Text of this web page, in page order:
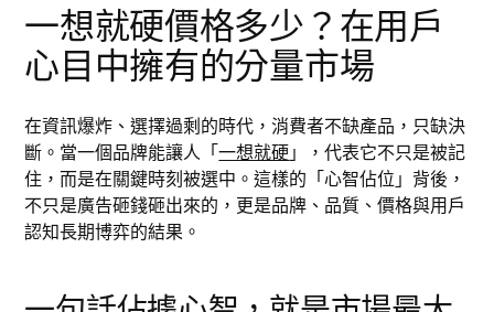
一想就硬價格多少？在用戶
心目中擁有的分量市場
在資訊爆炸、選擇過剩的時代，消費者不缺產品，只缺決
斷。當一個品牌能讓人「一想就硬」，代表它不只是被記
住，而是在關鍵時刻被選中。這樣的「心智佔位」背後，
不只是廣告砸錢砸出來的，更是品牌、品質、價格與用戶
認知長期博弈的結果。